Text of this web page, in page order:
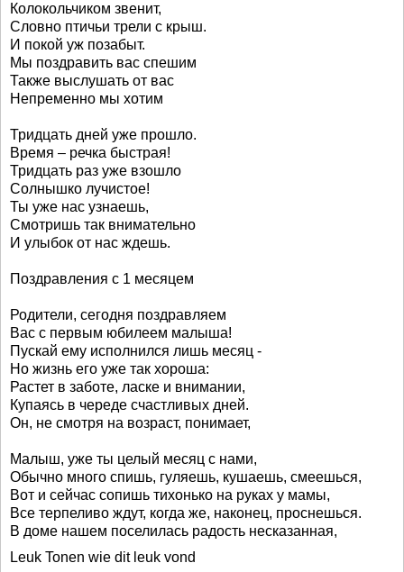
Колокольчиком звенит,
Словно птичьи трели с крыш.
И покой уж позабыт.
Мы поздравить вас спешим
Также выслушать от вас
Непременно мы хотим
Тридцать дней уже прошло.
Время – речка быстрая!
Тридцать раз уже взошло
Солнышко лучистое!
Ты уже нас узнаешь,
Смотришь так внимательно
И улыбок от нас ждешь.
Поздравления с 1 месяцем
Родители, сегодня поздравляем
Вас с первым юбилеем малыша!
Пускай ему исполнился лишь месяц -
Но жизнь его уже так хороша:
Растет в заботе, ласке и внимании,
Купаясь в череде счастливых дней.
Он, не смотря на возраст, понимает,
Малыш, уже ты целый месяц с нами,
Обычно много спишь, гуляешь, кушаешь, смеешься,
Вот и сейчас сопишь тихонько на руках у мамы,
Все терпеливо ждут, когда же, наконец, проснешься.
В доме нашем поселилась радость несказанная,
Leuk Tonen wie dit leuk vond